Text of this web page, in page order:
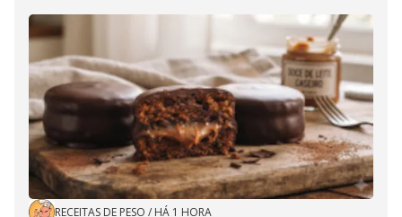
RECEITAS DE PESO / HÁ 1 HORA